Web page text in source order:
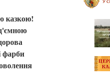
казкою!
фарби